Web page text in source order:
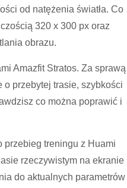
od natężenia światła. Co
320 x 300 px oraz
obrazu.
Amazfit Stratos. Za sprawą
o przebytej trasie, szybkości
co można poprawić i
przebieg treningu z Huami
rzeczywistym na ekranie
do aktualnych parametrów